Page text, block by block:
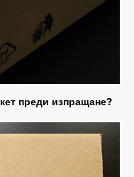
преди изпращане?